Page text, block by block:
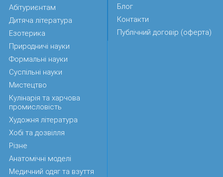
Абітуриєнтам
Дитяча література
Езотерика
Природничі науки
Формальні науки
Суспільні науки
Мистецтво
Кулінарія та харчова
промисловість
Художня література
Хобі та дозвілля
Різне
Анатомічні моделі
Медичний одяг та взуття
Блог
Контакти
Публічний договір (оферта)